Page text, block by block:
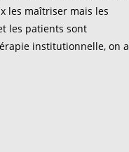
les maîtriser mais les
les patients sont
institutionnelle, on a